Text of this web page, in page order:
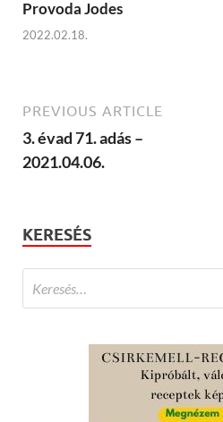
Provoda Jodes
2022.02.18.
PREVIOUS ARTICLE
3. évad 71. adás –
2021.04.06.
KERESÉS